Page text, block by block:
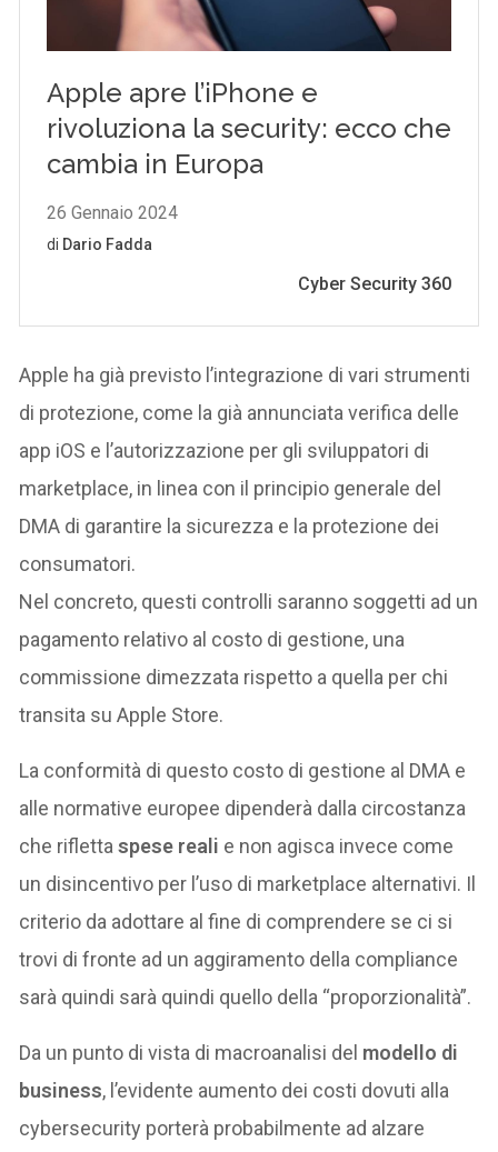
Apple ha già previsto l’integrazione di vari strumenti
di protezione, come la già annunciata verifica delle
app iOS e l’autorizzazione per gli sviluppatori di
marketplace, in linea con il principio generale del
DMA di garantire la sicurezza e la protezione dei
consumatori.
Nel concreto, questi controlli saranno soggetti ad un
pagamento relativo al costo di gestione, una
commissione dimezzata rispetto a quella per chi
transita su Apple Store.
La conformità di questo costo di gestione al DMA e
alle normative europee dipenderà dalla circostanza
che riflettaspese reali e non agisca invece come
un disincentivo per l’uso di marketplace alternativi. Il
criterio da adottare al fine di comprendere se ci si
trovi di fronte ad un aggiramento della compliance
sarà quindi sarà quindi quello della “proporzionalità”.
Da un punto di vista di macroanalisi del modello di
business, l’evidente aumento dei costi dovuti alla
cybersecurity porterà probabilmente ad alzare